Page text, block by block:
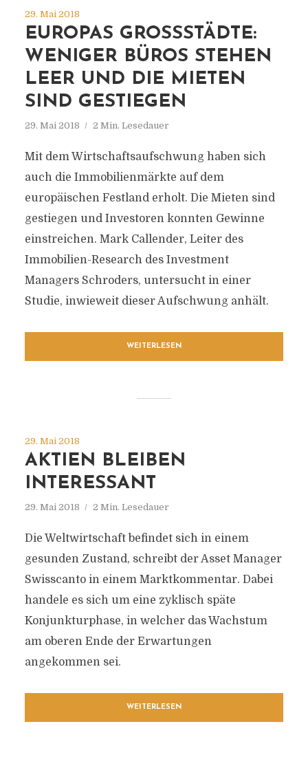
29. Mai 2018
EUROPAS GROSSSTÄDTE: W
ENIGER BÜROS STEHEN L
EER UND DIE MIETEN S
IND GESTIEGEN
29. Mai 2018 2 Min. Lesedauer
Mit dem Wirtschaftsaufschwung haben sich
auch die Immobilienmärkte auf dem
europäischen Festland erholt. Die Mieten sind
gestiegen und Investoren konnten Gewinne
einstreichen. Mark Callender, Leiter des
Immobilien-Research des Investment
Managers Schroders, untersucht in einer
Studie, inwieweit dieser Aufschwung anhält.
WEITERLESEN
29. Mai 2018
AKTIEN BLEIBEN
INTERESSANT
29. Mai 2018 2 Min. Lesedauer
Die Weltwirtschaft befindet sich in einem
gesunden Zustand, schreibt der Asset Manager
Swisscanto in einem Marktkommentar. Dabei
handele es sich um eine zyklisch späte
Konjunkturphase, in welcher das Wachstum
am oberen Ende der Erwartungen
angekommen sei.
WEITERLESEN